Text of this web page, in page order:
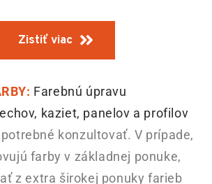
Zistiť viac
Farebnú úpravu
kaziet, panelov a profilov
konzultovať. V prípade,
farby v základnej ponuke,
z extra širokej ponuky farieb